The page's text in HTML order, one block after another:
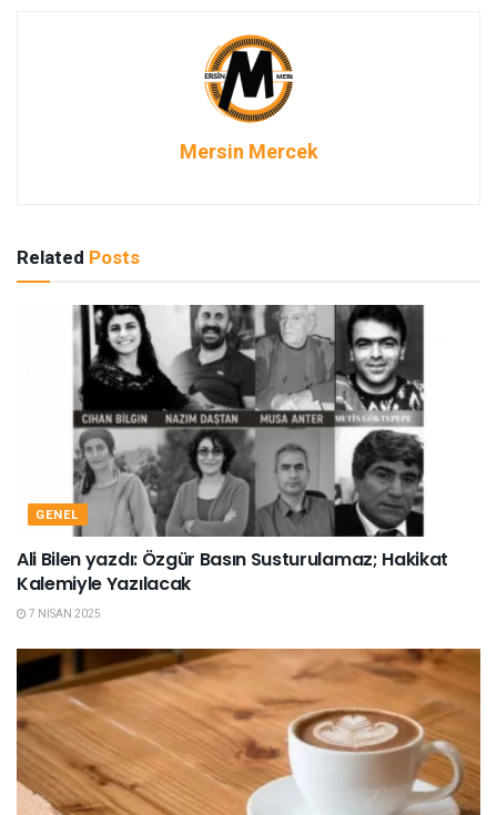
Mersin Mercek
Related Posts
GENEL
Ali Bilen yazdı: Özgür Basın Susturulamaz; Hakikat
Kalemiyle Yazılacak
7 NISAN 2025